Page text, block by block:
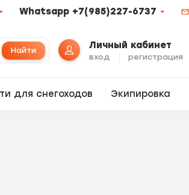
Whatsapp +7(985)227-6737
Найти Личный кабинет
вход регистрация
для снегоходов Экипировка